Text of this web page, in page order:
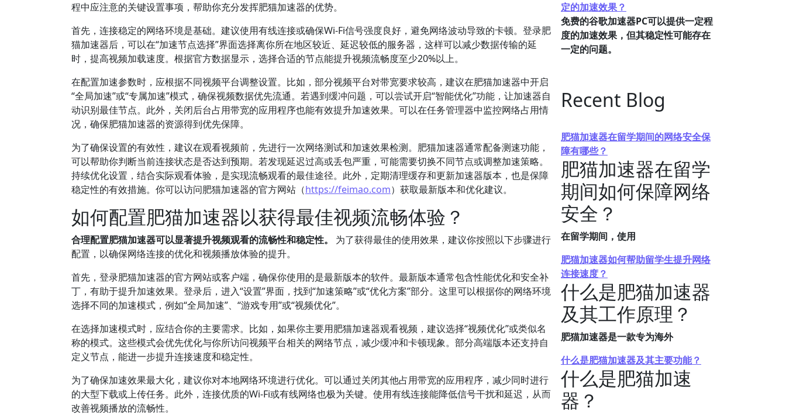
程中应注意的关键设置事项，帮助你充分发挥肥猫加速器的优势。
首先，连接稳定的网络环境是基础。建议使用有线连接或确保Wi-Fi信号强度良好，避免网络波动导致的卡顿。登录肥
猫加速器后，可以在“加速节点选择”界面选择离你所在地区较近、延迟较低的服务器，这样可以减少数据传输的延
时，提高视频加载速度。根据官方数据显示，选择合适的节点能提升视频流畅度至少20%以上。
在配置加速参数时，应根据不同视频平台调整设置。比如，部分视频平台对带宽要求较高，建议在肥猫加速器中开启
“全局加速”或“专属加速”模式，确保视频数据优先流通。若遇到缓冲问题，可以尝试开启“智能优化”功能，让加速器自
动识别最佳节点。此外，关闭后台占用带宽的应用程序也能有效提升加速效果。可以在任务管理器中监控网络占用情
况，确保肥猫加速器的资源得到优先保障。
为了确保设置的有效性，建议在观看视频前，先进行一次网络测试和加速效果检测。肥猫加速器通常配备测速功能，
可以帮助你判断当前连接状态是否达到预期。若发现延迟过高或丢包严重，可能需要切换不同节点或调整加速策略。
持续优化设置，结合实际观看体验，是实现流畅观看的最佳途径。此外，定期清理缓存和更新加速器版本，也是保障
稳定性的有效措施。你可以访问肥猫加速器的官方网站（https://feimao.com）获取最新版本和优化建议。
如何配置肥猫加速器以获得最佳视频流畅体验？
合理配置肥猫加速器可以显著提升视频观看的流畅性和稳定性。
为了获得最佳的使用效果，建议你按照以下步骤进行
配置，以确保网络连接的优化和视频播放体验的提升。
首先，登录肥猫加速器的官方网站或客户端，确保你使用的是最新版本的软件。最新版本通常包含性能优化和安全补
丁，有助于提升加速效果。登录后，进入“设置”界面，找到“加速策略”或“优化方案”部分。这里可以根据你的网络环境
选择不同的加速模式，例如“全局加速”、“游戏专用”或“视频优化”。
在选择加速模式时，应结合你的主要需求。比如，如果你主要用肥猫加速器观看视频，建议选择“视频优化”或类似名
称的模式。这些模式会优先优化与你所访问视频平台相关的网络节点，减少缓冲和卡顿现象。部分高端版本还支持自
定义节点，能进一步提升连接速度和稳定性。
为了确保加速效果最大化，建议你对本地网络环境进行优化。可以通过关闭其他占用带宽的应用程序，减少同时进行
的大型下载或上传任务。此外，连接优质的Wi-Fi或有线网络也极为关键。使用有线连接能降低信号干扰和延迟，从而
改善视频播放的流畅性。
定的加速效果？
免费的谷歌加速器PC可以提供一定程
度的加速效果，但其稳定性可能存在
一定的问题。
Recent Blog
肥猫加速器在留学期间的网络安全保
障有哪些？
肥猫加速器在留学
期间如何保障网络
安全？
在留学期间，使用
肥猫加速器如何帮助留学生提升网络
连接速度？
什么是肥猫加速器
及其工作原理？
肥猫加速器是一款专为海外
什么是肥猫加速器及其主要功能？
什么是肥猫加速
器？